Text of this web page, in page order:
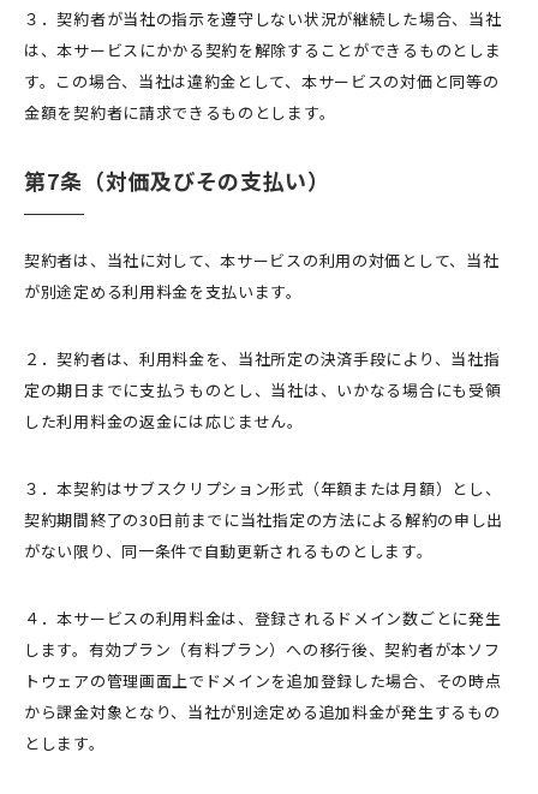
３．契約者が当社の指示を遵守しない状況が継続した場合、当社
は、本サービスにかかる契約を解除することができるものとしま
す。この場合、当社は違約金として、本サービスの対価と同等の
金額を契約者に請求できるものとします。
第7条（対価及びその支払い）
契約者は、当社に対して、本サービスの利用の対価として、当社
が別途定める利用料金を支払います。
２．契約者は、利用料金を、当社所定の決済手段により、当社指
定の期日までに支払うものとし、当社は、いかなる場合にも受領
した利用料金の返金には応じません。
３．本契約はサブスクリプション形式（年額または月額）とし、
契約期間終了の30日前までに当社指定の方法による解約の申し出
がない限り、同一条件で自動更新されるものとします。
４．本サービスの利用料金は、登録されるドメイン数ごとに発生
します。有効プラン（有料プラン）への移行後、契約者が本ソフ
トウェアの管理画面上でドメインを追加登録した場合、その時点
から課金対象となり、当社が別途定める追加料金が発生するもの
とします。